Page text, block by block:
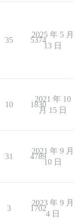
35 5374
2025 年 5 月
13 日
10 1830
2021 年 10
月 15 日
31 4789
2021 年 9 月
10 日
3 1702
2023 年 9 月
4 日